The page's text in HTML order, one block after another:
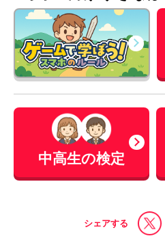
中高生の検定
シェアする